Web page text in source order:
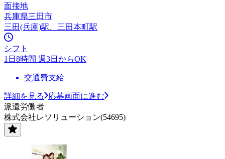
面接地
兵庫県三田市
三田(兵庫)駅、三田本町駅
シフト
1日8時間 週3日からOK
交通費支給
詳細を見る
応募画面に進む
派遣労働者
株式会社レソリューション(54695)